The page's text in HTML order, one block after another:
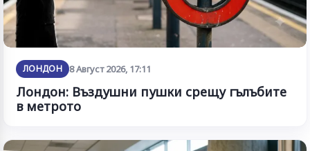
ЛОНДОН 8 Август 2026, 17:11
Лондон: Въздушни пушки срещу гълъбите
в метрото